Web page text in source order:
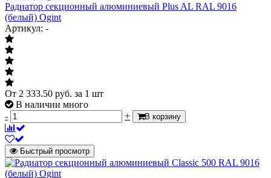
Радиатор секционный алюминиевый Plus AL RAL 9016
(белый) Ogint
Артикул: -
От 2 333.50 руб. за 1 шт
В наличии много
-
+ В корзину
Быстрый просмотр